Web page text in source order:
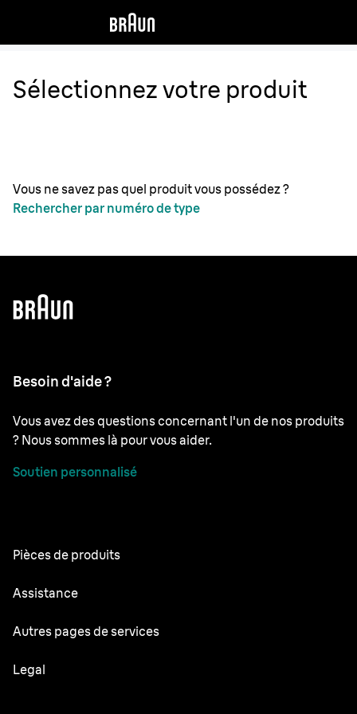
Sélectionnez votre produit
Vous ne savez pas quel produit vous possédez ?
Rechercher par numéro de type
Besoin d'aide ?
Vous avez des questions concernant l'un de nos produits
? Nous sommes là pour vous aider.
Soutien personnalisé
Pièces de produits
Toutes les parties
Assistance
Modes d’emploi
Autres pages de services
Oral-B
Legal